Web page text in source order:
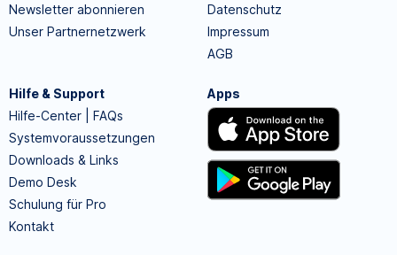
Newsletter abonnieren
Unser Partnernetzwerk
Datenschutz
Impressum
AGB
Hilfe & Support
Hilfe-Center | FAQs
Systemvoraussetzungen
Downloads & Links
Demo Desk
Schulung für Pro
Kontakt
Apps